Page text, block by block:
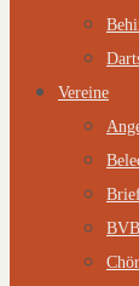
Vereine